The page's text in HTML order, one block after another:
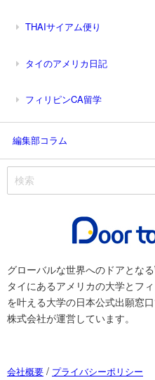
THAIサイアム便り
タイのアメリカ日記
フィリピンCA留学
編集部コラム
グローバルな世界へのドアとなる
タイにあるアメリカの大学とフ
を叶える大学の日本公式出願窓
株式会社が運営しています。
会社概要 / プライバシーポリシー